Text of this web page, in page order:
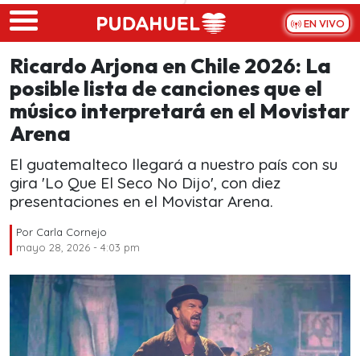
Skip to main content
EN VIVO
Ricardo Arjona en Chile 2026: La
posible lista de canciones que el
músico interpretará en el Movistar
Arena
El guatemalteco llegará a nuestro país con su
gira 'Lo Que El Seco No Dijo', con diez
presentaciones en el Movistar Arena.
Por Carla Cornejo
mayo 28, 2026 - 4:03 pm